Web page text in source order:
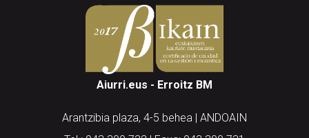
Aiurri.eus - Erroitz BM
Arantzibia plaza, 4-5 behea | ANDOAIN